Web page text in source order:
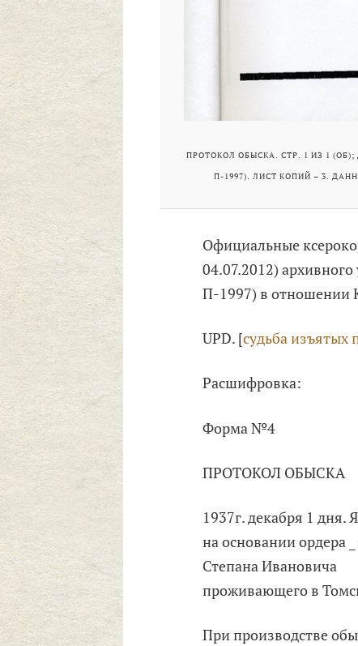
ПРОТОКОЛ ОБЫСКА. СТР. 1 ИЗ 1
П-1997). ЛИСТ КОПИЙ – 3.
Официальные
04.07.2012)
П-1997) в отношении
UPD. [судьба изъятых
Расшифровка:
Форма №4
ПРОТОКОЛ ОБЫСКА
1937г. декабря 1 дня.
на основании ордера
Степана Ивановича
проживающего в
При производстве